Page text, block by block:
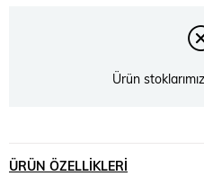
Ürün
ÜRÜN ÖZELLIKLERI